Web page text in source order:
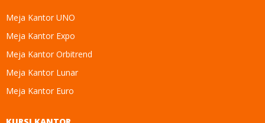
Meja Kantor UNO
Meja Kantor Expo
Meja Kantor Orbitrend
Meja Kantor Lunar
Meja Kantor Euro